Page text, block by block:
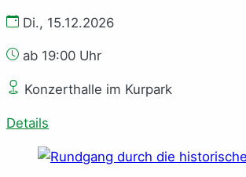
Di., 15.12.2026
ab 19:00 Uhr
Konzerthalle im Kurpark
Details